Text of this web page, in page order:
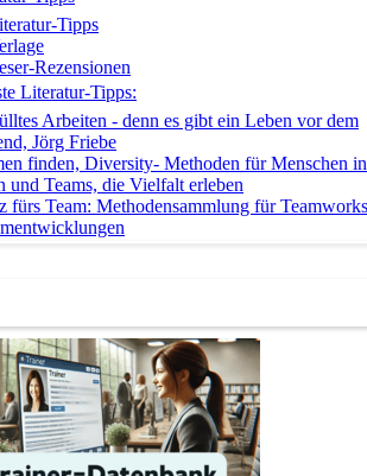
Tipps
Rezensionen
Literatur-Tipps:
Arbeiten - denn es gibt ein Leben vor dem
Jörg Friebe
finden, Diversity- Methoden für Menschen in
und Teams, die Vielfalt erleben
fürs Team: Methodensammlung für